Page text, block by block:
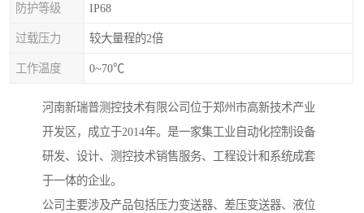
防护等级 IP68
过载压力 较大量程的2倍
工作温度 0~70℃
河南新瑞普测控技术有限公司位于郑州市高新技术产业
开发区，成立于2014年。是一家集工业自动化控制设备
研发、设计、测控技术销售服务、工程设计和系统成套
于一体的企业。
公司主要涉及产品包括压力变送器、差压变送器、液位